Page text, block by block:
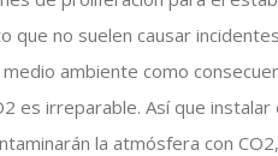
que no suelen causar
ambiente como
es irreparable. Así que
la atmósfera con